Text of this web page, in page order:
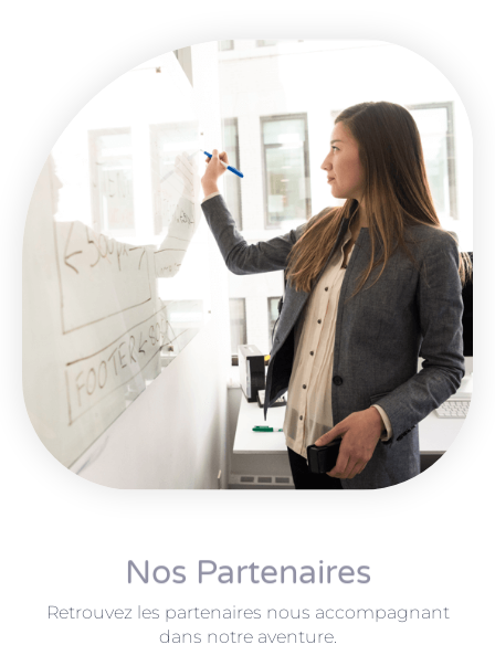
Nos Partenaires
Retrouvez les partenaires nous accompagnant
dans notre aventure.